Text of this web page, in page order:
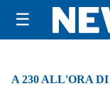
☰
A 230 ALL'ORA